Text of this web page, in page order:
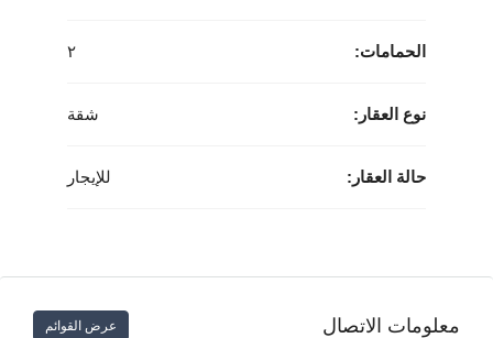
الحمامات: ٢
نوع العقار: شقة
حالة العقار: للإيجار
معلومات الاتصال عرض القوائم